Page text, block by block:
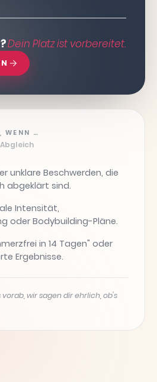
Dein Platz ist vorbereitet.
WENN …
unklare Beschwerden, die
abgeklärt sind.
Intensität,
oder Bodybuilding-Pläne.
in 14 Tagen" oder
Ergebnisse.
wir sagen dir ehrlich, ob's